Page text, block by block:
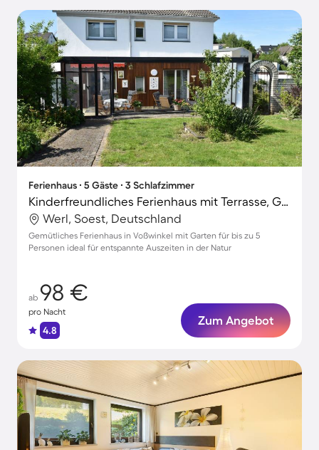
Ferienhaus ∙ 5 Gäste ∙ 3 Schlafzimmer
Kinderfreundliches Ferienhaus mit Terrasse, Grill und Garten | Gartenblick | Perfekt für die Arbeit von Zuhause
Werl, Soest, Deutschland
Gemütliches Ferienhaus in Voßwinkel mit Garten für bis zu 5
Personen ideal für entspannte Auszeiten in der Natur
ab 98 €
pro Nacht
4.8
Zum Angebot